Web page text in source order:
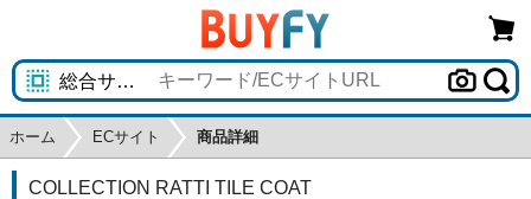
ホーム ECサイト 商品詳細
COLLECTION RATTI TILE COAT